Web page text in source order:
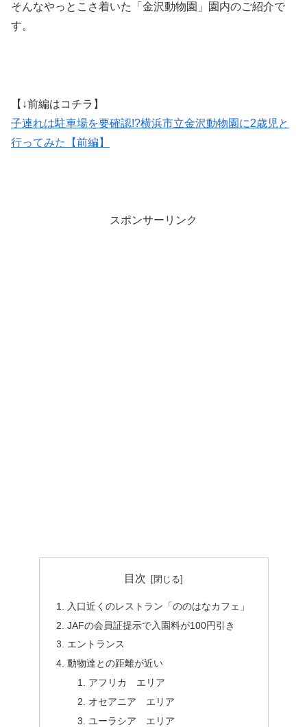
そんなやっとこさ着いた「金沢動物園」園内のご紹介で
す。
【↓前編はコチラ】
子連れは駐車場を要確認!?横浜市立金沢動物園に2歳児と
行ってみた【前編】
スポンサーリンク
目次
入口近くのレストラン「ののはなカフェ」
JAFの会員証提示で入園料が100円引き
エントランス
動物達との距離が近い
アフリカ エリア
オセアニア エリア
ユーラシア エリア